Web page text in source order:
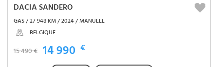
DACIA SANDERO
GAS / 27 948 KM / 2024 / MANUEEL
BELGIQUE
15 490 € 14 990 €